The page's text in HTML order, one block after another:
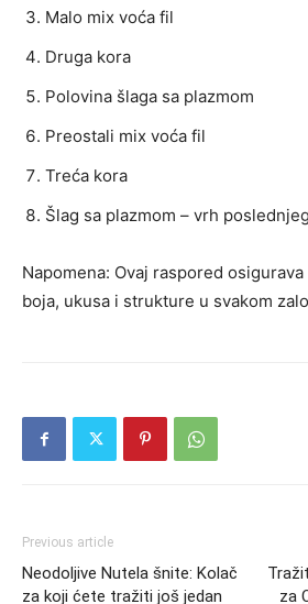
Malo mix voća fil
Druga kora
Polovina šlaga sa plazmom
Preostali mix voća fil
Treća kora
Šlag sa plazmom – vrh
Napomena: Ovaj raspored
boja, ukusa i strukture u svakom
Previous article
Neodoljive Nutela šnite: Kolač
za koji ćete tražiti još jedan
za